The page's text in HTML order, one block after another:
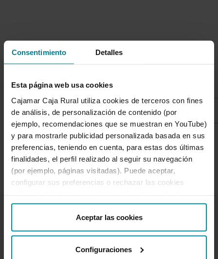
Consentimiento Detalles
Esta página web usa cookies
Cajamar Caja Rural utiliza cookies de terceros con fines
de análisis, de personalización de contenido (por
ejemplo, recomendaciones que se muestran en YouTube)
y para mostrarle publicidad personalizada basada en sus
preferencias, teniendo en cuenta, para estas dos últimas
finalidades, el perfil realizado al seguir su navegación
(por ejemplo, páginas visitadas). Puede aceptar,
configurar sus preferencias o rechazar las cookies
“Detalles”. También puede obtener más información, así
como cambiar el consentimiento en cualquier momento
desde nuestraPolítica de Cookies.
Aceptar las cookies
Configuraciones
Sostenibilidad
1 de 7